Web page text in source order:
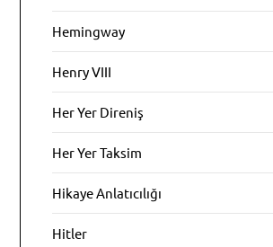
Hemingway
Henry VIII
Her Yer Direniş
Her Yer Taksim
Hikaye Anlatıcılığı
Hitler